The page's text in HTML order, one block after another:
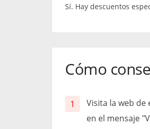
Sí. Hay descuentos
Cómo
Visita la web de
en el mensaje